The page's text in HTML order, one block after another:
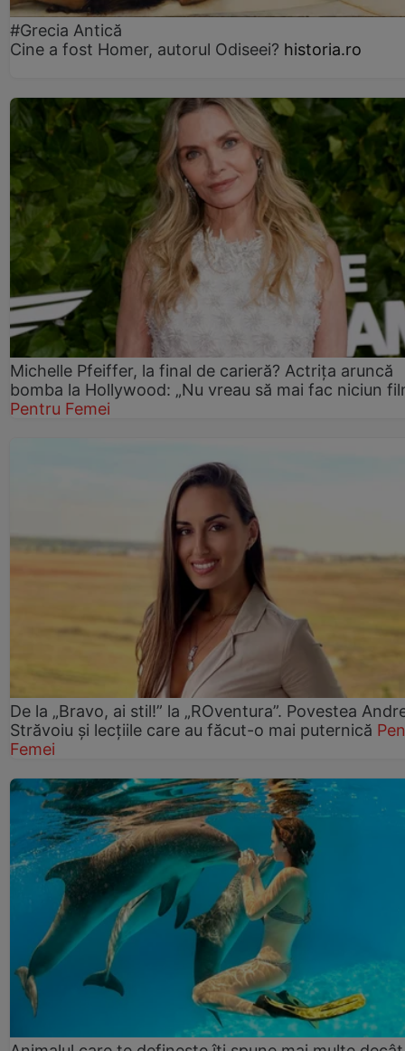
#Grecia Antică
Cine a fost Homer, autorul Odiseei? historia.ro
Michelle Pfeiffer, la final de carieră? Actrița aruncă
bomba la Hollywood: „Nu vreau să mai fac niciun
Pentru Femei
De la „Bravo, ai stil!” la „ROventura”. Povestea
Străvoiu și lecțiile care au făcut-o mai puternică
Femei